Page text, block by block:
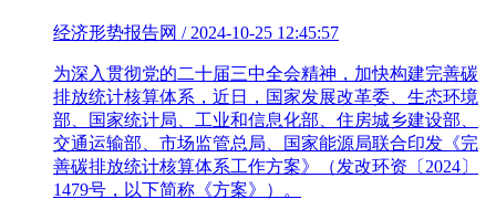
经济形势报告网 / 2024-10-25 12:45:57
为深入贯彻党的二十届三中全会精神，加快构建完善碳
排放统计核算体系，近日，国家发展改革委、生态环境
部、国家统计局、工业和信息化部、住房城乡建设部、
交通运输部、市场监管总局、国家能源局联合印发《完
善碳排放统计核算体系工作方案》（发改环资〔2024〕
1479号，以下简称《方案》）。